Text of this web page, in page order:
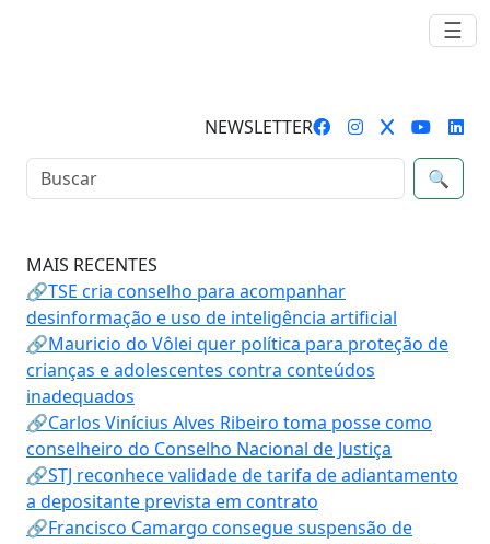
☰
NEWSLETTER
🔍
MAIS RECENTES
🔗TSE cria conselho para acompanhar
desinformação e uso de inteligência artificial
🔗Mauricio do Vôlei quer política para proteção de
crianças e adolescentes contra conteúdos
inadequados
🔗Carlos Vinícius Alves Ribeiro toma posse como
conselheiro do Conselho Nacional de Justiça
🔗STJ reconhece validade de tarifa de adiantamento
a depositante prevista em contrato
🔗Francisco Camargo consegue suspensão de